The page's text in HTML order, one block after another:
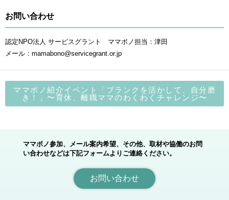
お問い合わせ
認定NPO法人 サービスグラント ママボノ担当：津田
メール：mamabono@servicegrant.or.jp
ママボノ紹介イベント「ブランクを活かして、自分磨
き！」〜育休、離職ママのわくわくチャレンジ〜
ママボノ参加、メール案内希望、その他、取材や協働のお問
い合わせなどは下記フォームよりご連絡ください。
お問い合わせ